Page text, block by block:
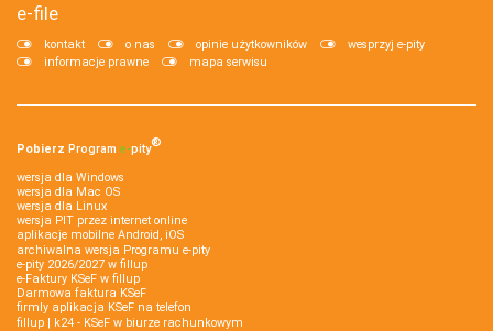
e-file
kontakt o nas opinie użytkowników
wesprzyj e-pity
informacje prawne
mapa serwisu
Pobierz Program e‑pity®
wersja dla Windows
wersja dla Mac OS
wersja dla Linux
wersja PIT przez internet online
aplikacje mobilne Android, iOS
archiwalna wersja Programu e-pity
e-pity 2026/2027 w fillup
e‑Faktury KSeF w fillup
Darmowa faktura KSeF
firmly aplikacja KSeF na telefon
fillup | k24 - KSeF w biurze rachunkowym